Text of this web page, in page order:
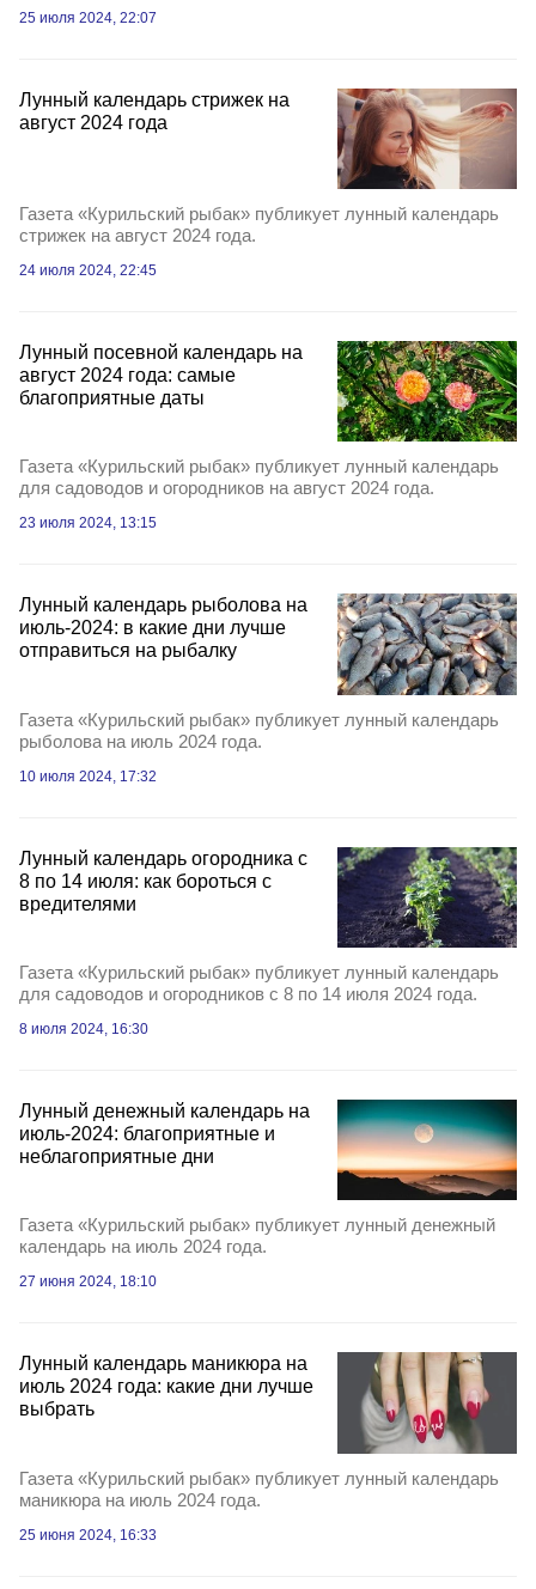
25 июля 2024, 22:07
Лунный календарь стрижек на
август 2024 года
Газета «Курильский рыбак» публикует лунный календарь
стрижек на август 2024 года.
24 июля 2024, 22:45
Лунный посевной календарь на
август 2024 года: самые
благоприятные даты
Газета «Курильский рыбак» публикует лунный календарь
для садоводов и огородников на август 2024 года.
23 июля 2024, 13:15
Лунный календарь рыболова на
июль-2024: в какие дни лучше
отправиться на рыбалку
Газета «Курильский рыбак» публикует лунный календарь
рыболова на июль 2024 года.
10 июля 2024, 17:32
Лунный календарь огородника с
8 по 14 июля: как бороться с
вредителями
Газета «Курильский рыбак» публикует лунный календарь
для садоводов и огородников с 8 по 14 июля 2024 года.
8 июля 2024, 16:30
Лунный денежный календарь на
июль-2024: благоприятные и
неблагоприятные дни
Газета «Курильский рыбак» публикует лунный денежный
календарь на июль 2024 года.
27 июня 2024, 18:10
Лунный календарь маникюра на
июль 2024 года: какие дни лучше
выбрать
Газета «Курильский рыбак» публикует лунный календарь
маникюра на июль 2024 года.
25 июня 2024, 16:33